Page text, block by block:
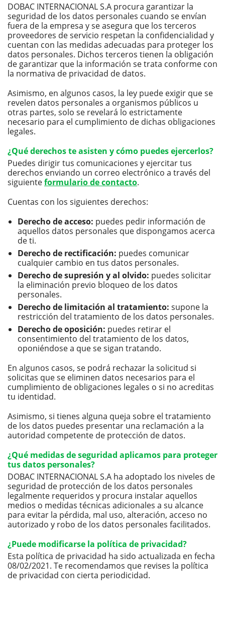
DOBAC INTERNACIONAL S.A procura garantizar la
seguridad de los datos personales cuando se envían
fuera de la empresa y se asegura que los terceros
proveedores de servicio respetan la confidencialidad y
cuentan con las medidas adecuadas para proteger los
datos personales. Dichos terceros tienen la obligación
de garantizar que la información se trata conforme con
la normativa de privacidad de datos.
Asimismo, en algunos casos, la ley puede exigir que se
revelen datos personales a organismos públicos u
otras partes, solo se revelará lo estrictamente
necesario para el cumplimiento de dichas obligaciones
legales.
¿Qué derechos te asisten y cómo puedes ejercerlos?
Puedes dirigir tus comunicaciones y ejercitar tus
derechos enviando un correo electrónico a través del
siguienteformulario de contacto.
Cuentas con los siguientes derechos:
Derecho de acceso: puedes pedir información de
aquellos datos personales que dispongamos acerca
de ti.
Derecho de rectificación: puedes comunicar
cualquier cambio en tus datos personales.
Derecho de supresión y al olvido: puedes solicitar
la eliminación previo bloqueo de los datos
personales.
Derecho de limitación al tratamiento: supone la
restricción del tratamiento de los datos personales.
Derecho de oposición: puedes retirar el
consentimiento del tratamiento de los datos,
oponiéndose a que se sigan tratando.
En algunos casos, se podrá rechazar la solicitud si
solicitas que se eliminen datos necesarios para el
cumplimiento de obligaciones legales o si no acreditas
tu identidad.
Asimismo, si tienes alguna queja sobre el tratamiento
de los datos puedes presentar una reclamación a la
autoridad competente de protección de datos.
¿Qué medidas de seguridad aplicamos para proteger
tus datos personales?
DOBAC INTERNACIONAL S.A ha adoptado los niveles de
seguridad de protección de los datos personales
legalmente requeridos y procura instalar aquellos
medios o medidas técnicas adicionales a su alcance
para evitar la pérdida, mal uso, alteración, acceso no
autorizado y robo de los datos personales facilitados.
¿Puede modificarse la política de privacidad?
Esta política de privacidad ha sido actualizada en fecha
08/02/2021. Te recomendamos que revises la política
de privacidad con cierta periodicidad.